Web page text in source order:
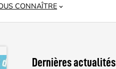
CONNAÎTRE
Dernières actualités